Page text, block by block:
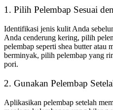
1. Pilih Pelembap Sesuai
Identifikasi jenis kulit Anda
Anda cenderung kering, pilih
pelembap seperti shea butter
berminyak, pilih pelembap yang
pori.
2. Gunakan Pelembap
Aplikasikan pelembap setelah